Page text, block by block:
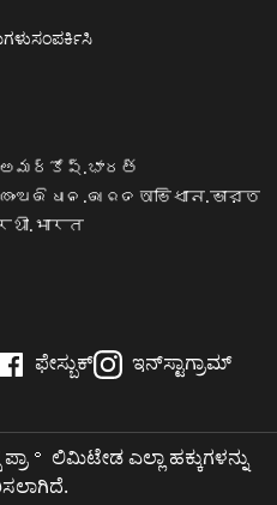
ಸಂಪರ್ಕಿಸಿ
అమర్కోష్.భారత్
ଅଭିଧାନ.ଭାରତ অভিধান.ভারত
ಫೇಸ್ಬುಕ್ ಇನ್‌ಸ್ಟಾಗ್ರಾಮ್
ಲಿಮಿಟೇಡ ಎಲ್ಲಾ ಹಕ್ಕುಗಳನ್ನು